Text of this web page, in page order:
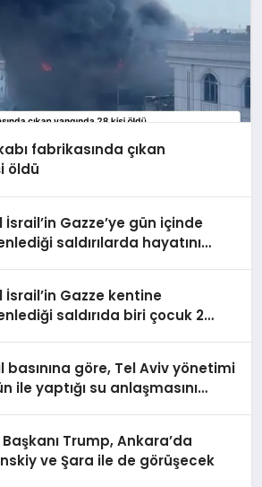
fabrikasında çıkan
öldü
İsrail’in Gazze’ye gün içinde
saldırılarda hayatını
İsrail’in Gazze kentine
saldırıda biri çocuk 2
basınına göre, Tel Aviv yönetimi
ile yaptığı su anlaşmasını
Başkanı Trump, Ankara’da
ve Şara ile de görüşecek